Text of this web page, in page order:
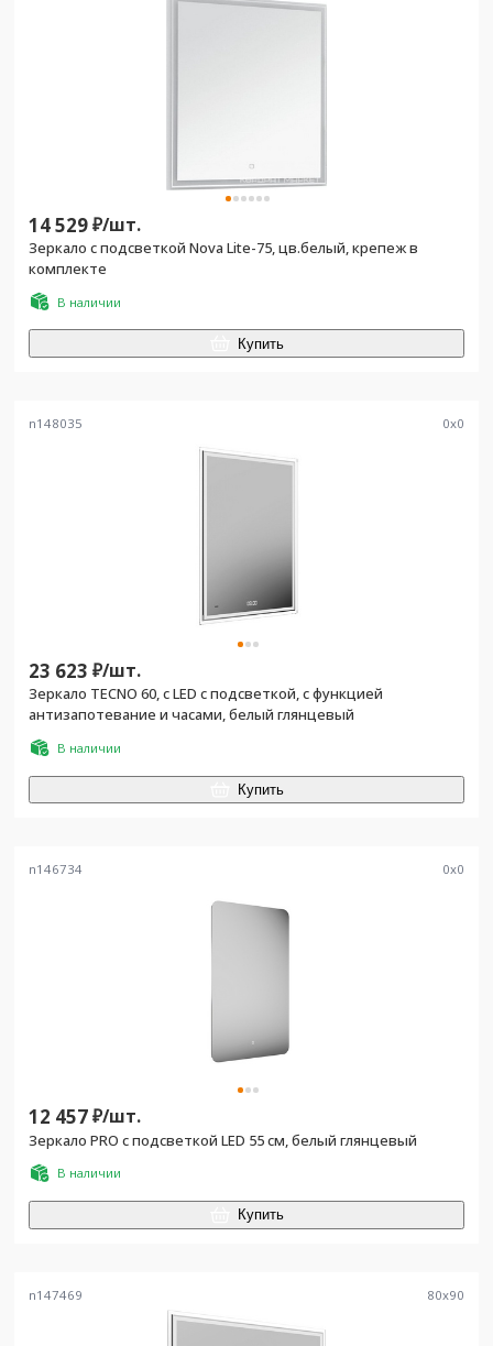
14 529₽/шт.
Зеркало с подсветкой Nova Lite-75, цв.белый, крепеж в
комплекте
В наличии
Купить
n148035 0x0
23 623 ₽/шт.
Зеркало TECNO 60, c LED с подсветкой, с функцией
антизапотевание и часами, белый глянцевый
В наличии
Купить
n146734 0x0
12 457₽/шт.
Зеркало PRO с подсветкой LED 55 см, белый глянцевый
В наличии
Купить
n147469 80x90